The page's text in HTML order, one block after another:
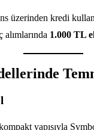
üzerinden kredi
alımlarında 1.000 TL
yapısıyla